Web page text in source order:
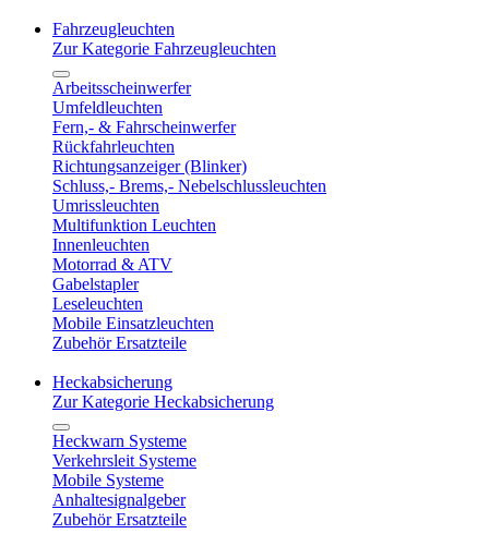
Fahrzeugleuchten
Zur Kategorie Fahrzeugleuchten
Arbeitsscheinwerfer
Umfeldleuchten
Fern,- & Fahrscheinwerfer
Rückfahrleuchten
Richtungsanzeiger (Blinker)
Schluss,- Brems,- Nebelschlussleuchten
Umrissleuchten
Multifunktion Leuchten
Innenleuchten
Motorrad & ATV
Gabelstapler
Leseleuchten
Mobile Einsatzleuchten
Zubehör Ersatzteile
Heckabsicherung
Zur Kategorie Heckabsicherung
Heckwarn Systeme
Verkehrsleit Systeme
Mobile Systeme
Anhaltesignalgeber
Zubehör Ersatzteile